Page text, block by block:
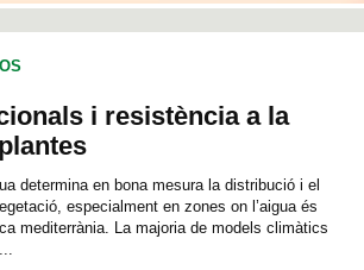
i resistència a la
determina en bona mesura la distribució i el
especialment en zones on l’aigua és
mediterrània. La majoria de models climàtics